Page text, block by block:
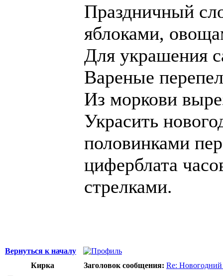
Праздничный
яблоками,
Для украшения
Вареные
Из моркови
Украсить
половинками
циферблата
стрелками.
Вернуться к началу
Кирка
Заголовок сообщения: Re: Новогодний